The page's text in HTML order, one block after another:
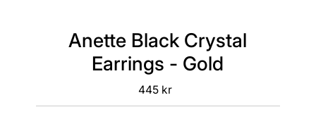
Anette Black Crystal
Earrings - Gold
Regular
Price
445 kr